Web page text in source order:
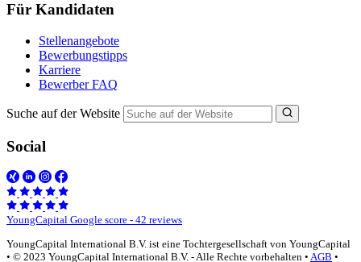
Für Kandidaten
Stellenangebote
Bewerbungstipps
Karriere
Bewerber FAQ
Suche auf der Website
Social
YoungCapital Google score - 42 reviews
YoungCapital International B.V. ist eine Tochtergesellschaft von YoungCapital
• © 2023 YoungCapital International B.V. - Alle Rechte vorbehalten • AGB •